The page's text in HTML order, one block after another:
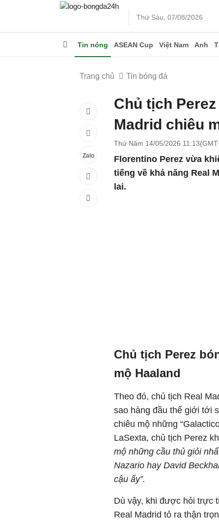
Thứ Sáu, 07/08/2026
Tin nóng ASEAN Cup Việt Nam Anh
Trang chủ Tin bóng đá
Zalo
Chủ tịch
Madrid chiêu
Thứ Năm 14/05/2026
Florentino Perez vừa
tiếng về khả năng Real
lai.
Chủ tịch Perez
mộ Haaland
Theo đó, chủ tịch Real
sao hàng đầu thế giới tới
chiêu mộ những
LaSexta, chủ tịch Perez
mộ những cầu thủ giỏi
Nazario hay David
cậu ấy”.
Dù vậy, khi được hỏi trực
Real Madrid tỏ ra thận